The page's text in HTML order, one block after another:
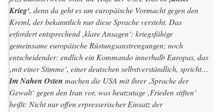
Krieg‘, denn da geht es um europäische Vormacht gegen den
Kreml, der bekanntlich nur diese Sprache versteht. Das
erfordert entsprechend ‚klare Ansagen‘: kriegsfähige
gemeinsame europäische Rüstungsanstrengungen; noch
entscheidender: endlich ein Kommando innerhalb Europas, das
‚mit einer Stimme‘, einer deutschen selbstverständlich, spricht…
Im Nahen Osten machen die USA mit ihrer ‚Sprache der
Gewalt‘ gegen den Iran vor, was heutzutage ‚Frieden stiften‘
heißt: Nicht nur offen erpresserischer Einsatz der